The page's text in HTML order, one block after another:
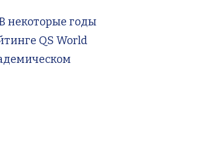
некоторые годы
QS World